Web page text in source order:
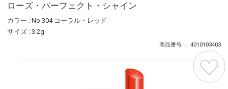
ローズ・パーフェクト・シャイン
カラー : No.304 コーラル・レッド
サイズ : 3.2g
商品番号 ： 4010103403